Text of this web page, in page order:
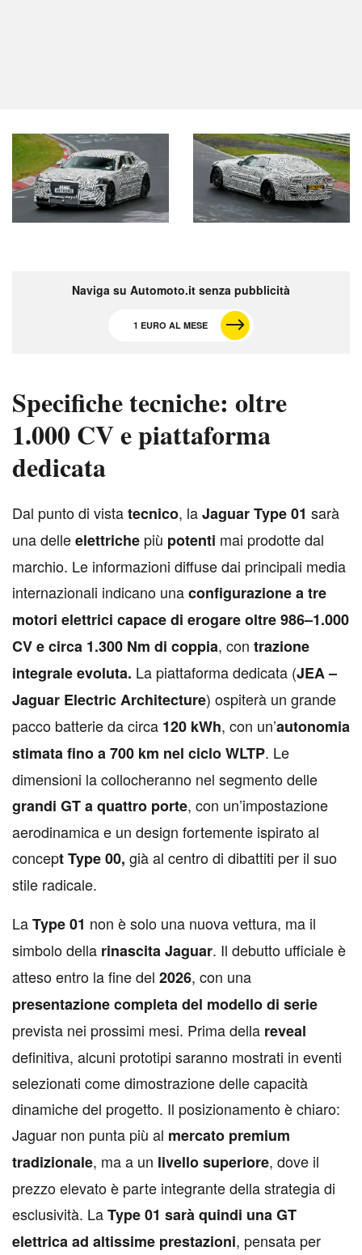
Naviga su Automoto.it senza pubblicità
1 EURO AL MESE
Specifiche tecniche: oltre
1.000 CV e piattaforma
dedicata
Dal punto di vistatecnico, laJaguar Type 01 sarà
una delleelettriche più potenti mai prodotte dal
marchio. Le informazioni diffuse dai principali media
internazionali indicano unaconfigurazione a tre
motori elettrici capace di erogare oltre 986–1.000
CV e circa 1.300 Nm di coppia, con trazione
integrale evoluta. La piattaforma dedicata (JEA –
Jaguar Electric Architecture) ospiterà un grande
pacco batterie da circa 120 kWh, con un’autonomia
stimata fino a 700 km nel ciclo WLTP. Le
dimensioni la collocheranno nel segmento delle
grandi GT a quattro porte, con un’impostazione
aerodinamica e un design fortemente ispirato al
concept Type 00, già al centro di dibattiti per il suo
stile radicale.
LaType 01 non è solo una nuova vettura, ma il
simbolo della rinascita Jaguar. Il debutto ufficiale è
atteso entro la fine del 2026, con una
presentazione completa del modello di serie
prevista nei prossimi mesi. Prima della reveal
definitiva, alcuni prototipi saranno mostrati in eventi
selezionati come dimostrazione delle capacità
dinamiche del progetto. Il posizionamento è chiaro:
Jaguar non punta più al mercato premium
tradizionale, ma a un livello superiore, dove il
prezzo elevato è parte integrante della strategia di
esclusività. LaType 01 sarà quindi una GT
elettrica ad altissime prestazioni, pensata per